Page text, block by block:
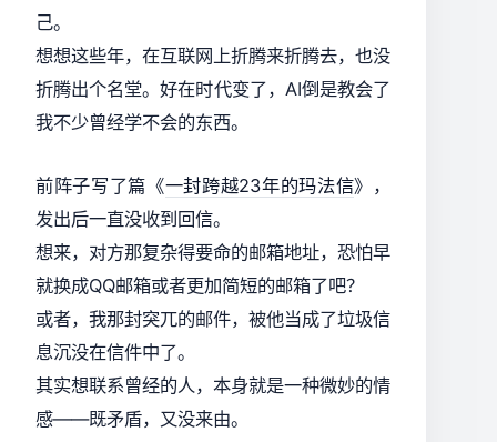
己。
想想这些年，在互联网上折腾来折腾去，也没
折腾出个名堂。好在时代变了，AI倒是教会了
我不少曾经学不会的东西。
前阵子写了篇《一封跨越23年的玛法信》，
发出后一直没收到回信。
想来，对方那复杂得要命的邮箱地址，恐怕早
就换成QQ邮箱或者更加简短的邮箱了吧？
或者，我那封突兀的邮件，被他当成了垃圾信
息沉没在信件中了。
其实想联系曾经的人，本身就是一种微妙的情
感——既矛盾，又没来由。